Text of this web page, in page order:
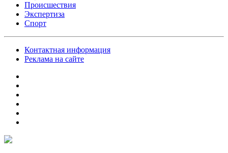
Происшествия
Экспертиза
Спорт
Контактная информация
Реклама на сайте